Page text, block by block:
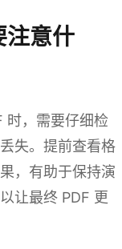
注意什
时，需要仔细检
失。提前查看格
，有助于保持演
让最终 PDF 更